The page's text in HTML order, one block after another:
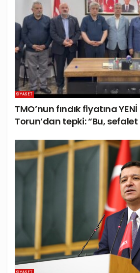
SIYASET
TMO’nun fındık fiyatına
Torun’dan tepki: “Bu, sefalet